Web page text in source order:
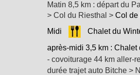
Matin 8,5 km : départ du
> Col du Riesthal > Col de
Midi
Chalet du
après-midi 3,5 km : Chalet
- covoiturage 44 km aller-
durée trajet auto Bitche >